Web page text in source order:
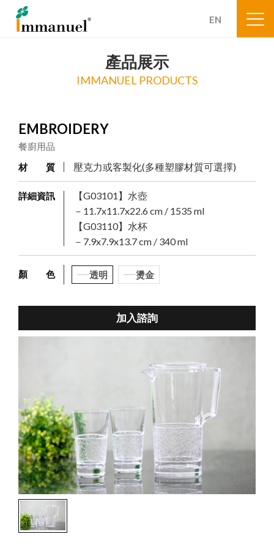
EN
產品展示
IMMANUEL PRODUCTS
EMBROIDERY
餐廚用品
材 質
壓克力或客製化(多種塑膠材質可選擇)
詳細資訊
【G03101】水壺
－11.7x11.7x22.6 cm / 1535 ml
【G03110】水杯
－7.9x7.9x13.7 cm / 340 ml
顏 色 透明 燙金
加入諮詢